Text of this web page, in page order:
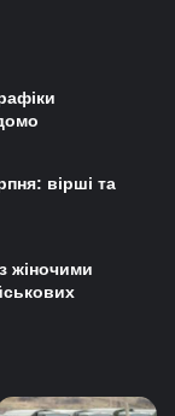
вірші та
жіночими